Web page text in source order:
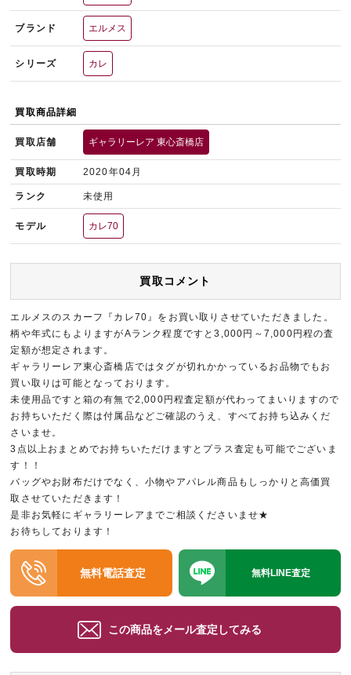
ブランド エルメス
シリーズ カレ
買取商品詳細
買取店舗 ギャラリーレア 東心斎橋店
買取時期 2020年04月
ランク 未使用
モデル カレ70
買取コメント
エルメスのスカーフ『カレ70』をお買い取りさせていただきました。
柄や年式にもよりますがAランク程度ですと3,000円～7,000円程の査
定額が想定されます。
ギャラリーレア東心斎橋店ではタグが切れかかっているお品物でもお
買い取りは可能となっております。
未使用品ですと箱の有無で2,000円程査定額が代わってまいりますので
お持ちいただく際は付属品などご確認のうえ、すべてお持ち込みくだ
さいませ。
3点以上おまとめでお持ちいただけますとプラス査定も可能でございま
す！！
バッグやお財布だけでなく、小物やアパレル商品もしっかりと高価買
取させていただきます！
是非お気軽にギャラリーレアまでご相談くださいませ★
お待ちしております！
無料電話査定 無料LINE査定
この商品をメール査定してみる